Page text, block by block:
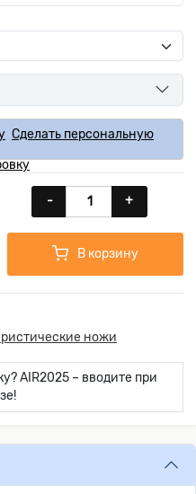
Сделать персональную
- +
В корзину
ножи
AIR2025 – вводите при